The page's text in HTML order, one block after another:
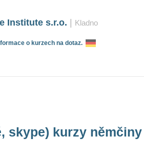
Institute s.r.o. Kladno
o kurzech na dotaz.
skype) kurzy